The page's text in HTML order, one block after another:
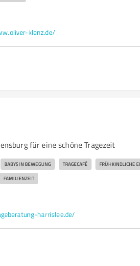
klenz.de/
für eine schöne Tragezeit
BABYS IN BEWEGUNG TRAGECAFÉ FRÜHKINDLICHE
FAMILIENZEIT
harrislee.de/